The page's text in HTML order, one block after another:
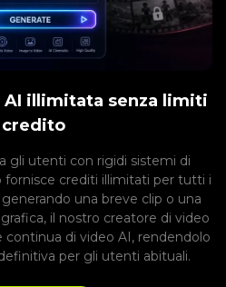
AI illimitata senza limiti
gli utenti con rigidi sistemi di
crediti illimitati per tutti i
una breve clip o una
il nostro creatore di video
di video AI, rendendolo
per gli utenti abituali.